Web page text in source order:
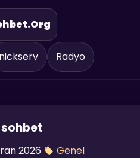
nickserv Radyo
2026 Genel